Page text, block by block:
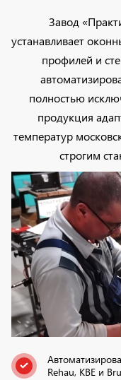
Завод
устанавливает
профилей и
полностью
продукция
температур
строгим
Rehau, KBE и